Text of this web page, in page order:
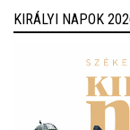
KIRÁLYI NAPOK